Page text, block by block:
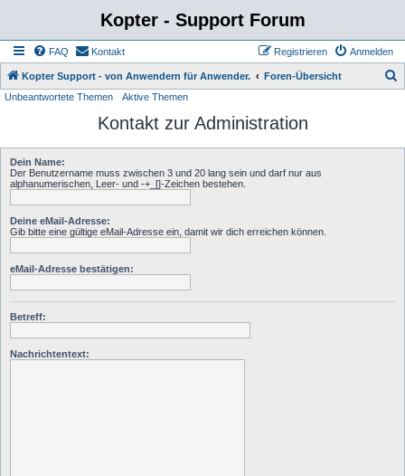
Kopter - Support Forum
FAQ Kontakt Anmelden
Registrieren
Kopter Support - von Anwendern für Anwender. Foren-Übersicht
Unbeantwortete Themen Aktive Themen
Kontakt zur Administration
Dein Name:
Der Benutzername muss zwischen 3 und 20 lang sein und darf nur aus
alphanumerischen, Leer- und -+_[]-Zeichen bestehen.
Deine eMail-Adresse:
Gib bitte eine gültige eMail-Adresse ein, damit wir dich erreichen können.
eMail-Adresse bestätigen:
Betreff:
Nachrichtentext: